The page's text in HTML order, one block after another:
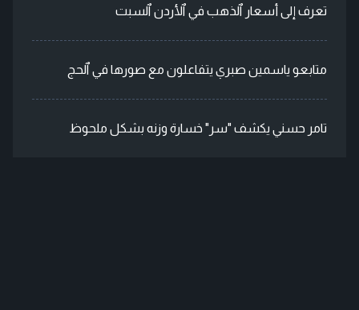
تعرف إلى أسعار ٱلذهب في ٱلأردن ٱلسبت
متابعو ياسمين صبري يتفاعلون مع صورها في ٱلحج
تامر حسني يكشف "سر" خسارة وزنه بشكل ملحوظ